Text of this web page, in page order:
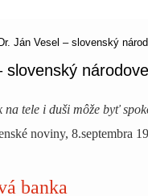
Ján Vesel – slovenský
slovenský
tele i duši môže byť
noviny, 8.septembra
banka